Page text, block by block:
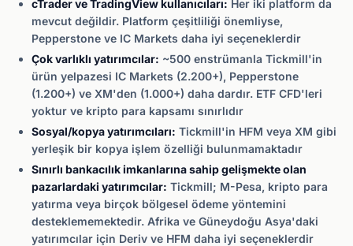
cTrader ve TradingView kullanıcıları: Her iki platform da
mevcut değildir. Platform çeşitliliği önemliyse,
Pepperstone ve IC Markets daha iyi seçeneklerdir
Çok varlıklı yatırımcılar: ~500 enstrümanla Tickmill'in
ürün yelpazesi IC Markets (2.200+), Pepperstone
(1.200+) ve XM'den (1.000+) daha dardır. ETF CFD'leri
yoktur ve kripto para kapsamı sınırlıdır
Sosyal/kopya yatırımcıları: Tickmill'in HFM veya XM gibi
yerleşik bir kopya işlem özelliği bulunmamaktadır
Sınırlı bankacılık imkanlarına sahip gelişmekte olan
pazarlardaki yatırımcılar: Tickmill; M-Pesa, kripto para
yatırma veya birçok bölgesel ödeme yöntemini
desteklememektedir. Afrika ve Güneydoğu Asya'daki
yatırımcılar için Deriv ve HFM daha iyi seçeneklerdir